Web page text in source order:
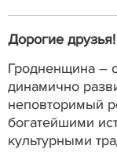
Дорогие друзья!
Гродненщина –
динамично
неповторимый
богатейшими
культурными